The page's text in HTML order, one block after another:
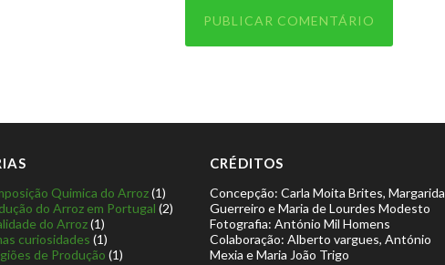
Quimica do Arroz(1)
do Arroz em Portugal (2)
do Arroz(1)
curiosidades (1)
de Produção (1)
CRÉDITOS
Concepção: Carla Moita Brites, Margarida
Guerreiro e Maria de Lourdes Modesto
Fotografia: António Mil Homens
Colaboração: Alberto vargues, António
Mexia e Maria João Trigo